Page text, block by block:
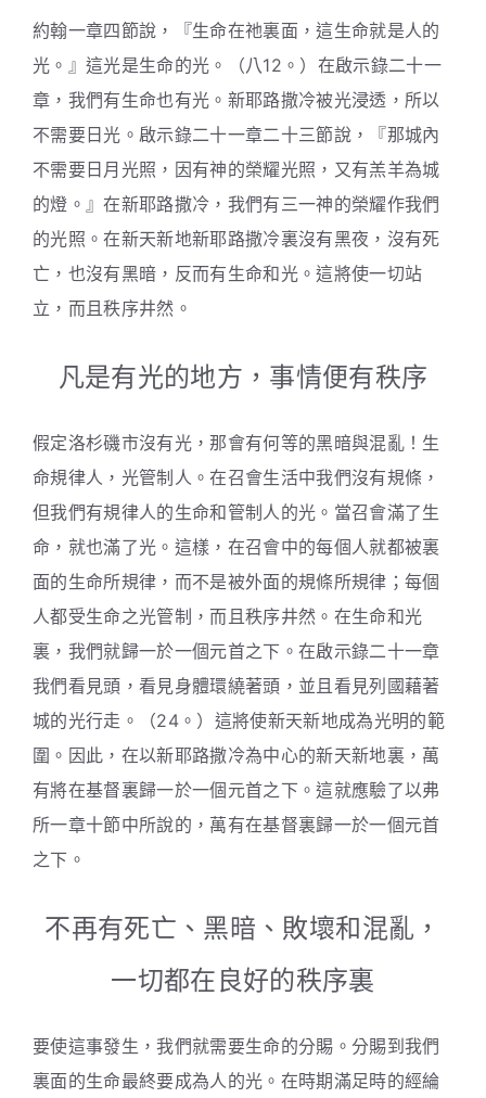
約翰一章四節說，『生命在祂裏面，這生命就是人的
光。』這光是生命的光。（八12。）在啟示錄二十一
章，我們有生命也有光。新耶路撒冷被光浸透，所以
不需要日光。啟示錄二十一章二十三節說，『那城內
不需要日月光照，因有神的榮耀光照，又有羔羊為城
的燈。』在新耶路撒冷，我們有三一神的榮耀作我們
的光照。在新天新地新耶路撒冷裏沒有黑夜，沒有死
亡，也沒有黑暗，反而有生命和光。這將使一切站
立，而且秩序井然。
凡是有光的地方，事情便有秩序
假定洛杉磯市沒有光，那會有何等的黑暗與混亂！生
命規律人，光管制人。在召會生活中我們沒有規條，
但我們有規律人的生命和管制人的光。當召會滿了生
命，就也滿了光。這樣，在召會中的每個人就都被裏
面的生命所規律，而不是被外面的規條所規律；每個
人都受生命之光管制，而且秩序井然。在生命和光
裏，我們就歸一於一個元首之下。在啟示錄二十一章
我們看見頭，看見身體環繞著頭，並且看見列國藉著
城的光行走。（24。）這將使新天新地成為光明的範
圍。因此，在以新耶路撒冷為中心的新天新地裏，萬
有將在基督裏歸一於一個元首之下。這就應驗了以弗
所一章十節中所說的，萬有在基督裏歸一於一個元首
之下。
不再有死亡、黑暗、敗壞和混亂，
一切都在良好的秩序裏
要使這事發生，我們就需要生命的分賜。分賜到我們
裏面的生命最終要成為人的光。在時期滿足時的經綸